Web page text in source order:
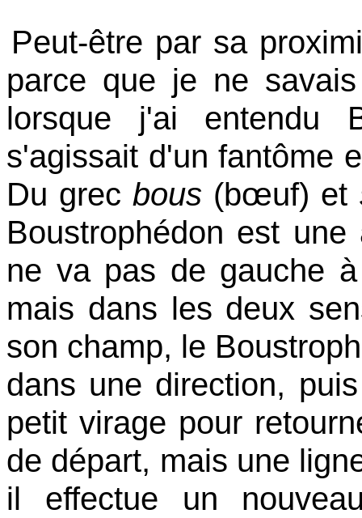
Peut-être par sa
parce que je ne
lorsque j'ai entendu
s'agissait d'un fantôme
Du grecbous (bœuf) et
Boustrophédon est une
ne va pas de gauche
mais dans les deux
son champ, le
dans une direction,
petit virage pour
de départ, mais une
il effectue un